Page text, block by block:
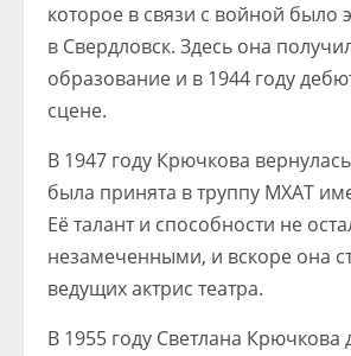
которое в связи с войной было
в Свердловск. Здесь она
образование и в 1944 году
сцене.
В 1947 году Крючкова
была принята в труппу МХАТ
Её талант и способности не
незамеченными, и вскоре она
ведущих актрис театра.
В 1955 году Светлана Крючкова